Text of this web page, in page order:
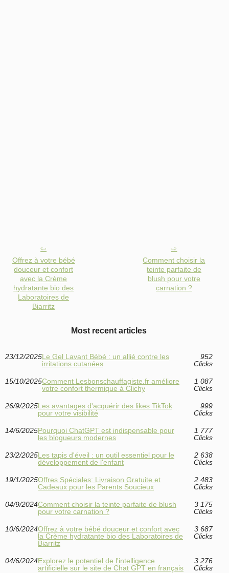
Offrez à votre bébé
douceur et confort
avec la Crème
hydratante bio des
Laboratoires de
Biarritz
Comment choisir la
teinte parfaite de
blush pour votre
carnation ?
Most recent articles
23/12/2025Le Gel Lavant Bébé : un allié contre les
irritations cutanées
952
Clicks
15/10/2025Comment Lesbonschauffagiste.fr améliore
votre confort thermique à Clichy
1 087
Clicks
26/9/2025Les avantages d'acquérir des likes TikTok
pour votre visibilité
999
Clicks
14/6/2025Pourquoi ChatGPT est indispensable pour
les blogueurs modernes
1 777
Clicks
23/2/2025Les tapis d'éveil : un outil essentiel pour le
développement de l'enfant
2 638
Clicks
19/1/2025Offres Spéciales: Livraison Gratuite et
Cadeaux pour les Parents Soucieux
2 483
Clicks
04/9/2024Comment choisir la teinte parfaite de blush
pour votre carnation ?
3 175
Clicks
10/6/2024Offrez à votre bébé douceur et confort avec
la Crème hydratante bio des Laboratoires de
Biarritz
3 687
Clicks
04/6/2024Explorez le potentiel de l'intelligence
artificielle sur le site de Chat GPT en français
3 276
Clicks